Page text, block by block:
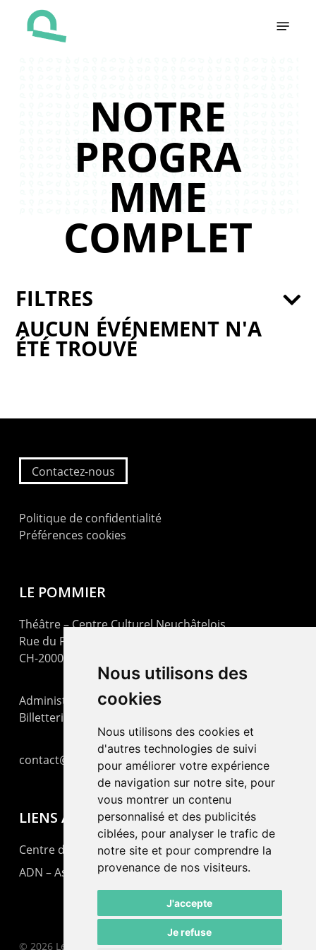
Nous utilisons des
cookies
Nous utilisons des cookies et
d'autres technologies de suivi
pour améliorer votre expérience
de navigation sur notre site, pour
vous montrer un contenu
personnalisé et des publicités
ciblées, pour analyser le trafic de
notre site et pour comprendre la
provenance de nos visiteurs.
J'accepte
Je refuse
NOTRE
PROGRA
MME
COMPLET
AUCUN ÉVÉNEMENT N'A
ÉTÉ TROUVÉ
FILTRES
Contactez-nous
Politique de confidentialité
Préférences cookies
LE POMMIER
Théâtre – Centre Culturel Neuchâtelois
Rue du Pommier 9
CH-2000 Neuchâtel
Administration : +41 32 725 03 03
Billetterie : +41 32 725 05 05
contact@lepommier.ch
LIENS AMIS
Centre de culture ABC
ADN – Association Danse Neuchâtel
© 2026 Le Pommier.